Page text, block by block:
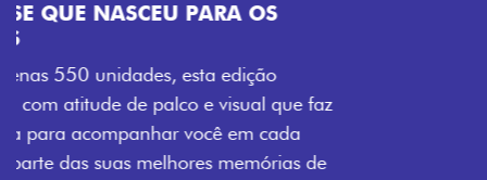
VISUAL COM ENERGIA LOLLABR
Se liga no que compõe a identidade exclusiva do
festival: série numerada, adesivo lateral LollaBR e a
soleira temática que reforçam a exclusividade,
enquanto os detalhes escurecidos, o teto bicolor e as
rodas de liga-leve aro 16” em preto brilhante